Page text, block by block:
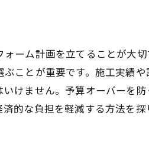
整
る
ーム計画を立てることが大
ことが重要です。施工実績
けません。予算オーバーを
的な負担を軽減する方法を